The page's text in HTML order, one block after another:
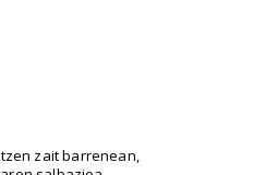
zait barrenean,